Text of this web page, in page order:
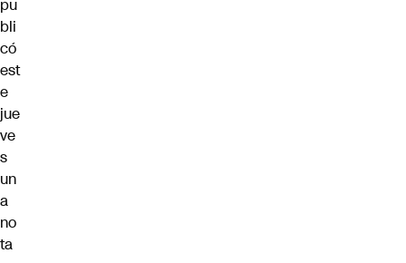
pu
bli
có
est
e
jue
ve
s
un
a
no
ta